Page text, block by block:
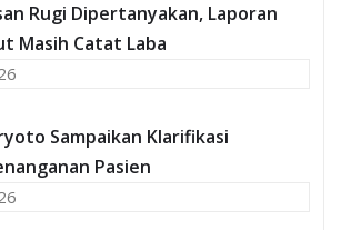
Rugi Dipertanyakan, Laporan
Masih Catat Laba
Sampaikan Klarifikasi
Pasien